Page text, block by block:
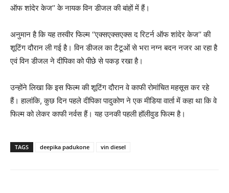
ऑफ शांदेर केज’’ के नायक विन डीजल की बांहों में हैं।
अनुमान है कि यह तस्वीर फिल्म ‘‘एक्सएक्सएक्स द रिटर्न ऑफ शांदेर केज’’ की
शूटिंग दौरान ली गई है। विन डीजल का टैटूओं से भरा नग्‍न बदन नजर आ रहा है
एवं विन डीजल ने दीपिका को पीछे से पकड़ रखा है।
उन्‍होंने लिखा कि इस फिल्म की शूटिंग दौरान वे काफी रोमांचित महसूस कर रहे
हैं। हालांकि, कुछ दिन पहले दीपिका पादुकोण ने एक मीडिया वार्ता में कहा था कि वे
फिल्‍म को लेकर काफी नर्वस हैं। यह उनकी पहली हॉलीवुड फिल्‍म है।
TAGS deepika padukone vin diesel